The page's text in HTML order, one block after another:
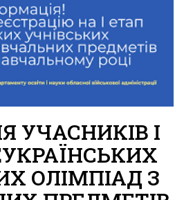
УЧАСНИКІВ І
ОЛІМПІАД З